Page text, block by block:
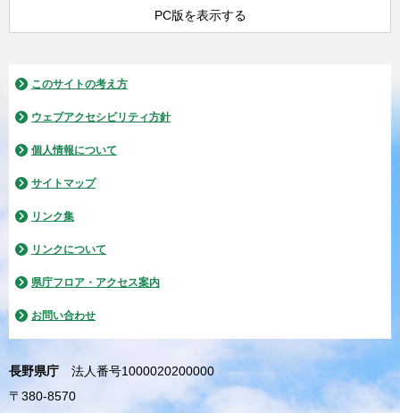
PC版を表示する
このサイトの考え方
ウェブアクセシビリティ方針
個人情報について
サイトマップ
リンク集
リンクについて
県庁フロア・アクセス案内
お問い合わせ
長野県庁
法人番号1000020200000
〒380-8570